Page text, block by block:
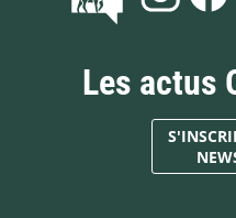
Les actus